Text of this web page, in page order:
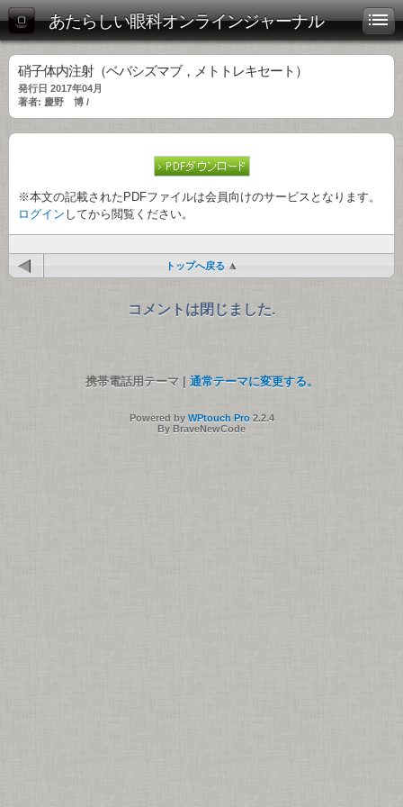
あたらしい眼科オンラインジャーナル
硝子体内注射（ベバシズマブ，メトトレキセート）
発行日 2017年04月
著者: 慶野 博 /
※本文の記載されたPDFファイルは会員向けのサービスとなります。
ログイン してから閲覧ください。
トップへ戻る
コメントは閉じました.
携帯電話用テーマ | 通常テーマに変更する。
Powered by WPtouch Pro2.2.4
By BraveNewCode